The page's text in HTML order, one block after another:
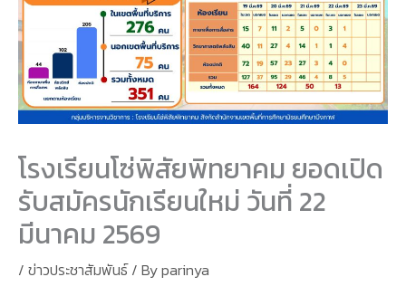
โรงเรียนโซ่พิสัยพิทยาคม ยอดเปิด
รับสมัครนักเรียนใหม่ วันที่ 22
มีนาคม 2569
/ ข่าวประชาสัมพันธ์/ Byparinya